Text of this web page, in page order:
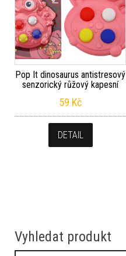
Pop It dinosaurus antistresový
senzorický růžový kapesní
59 Kč
DETAIL
Vyhledat produkt